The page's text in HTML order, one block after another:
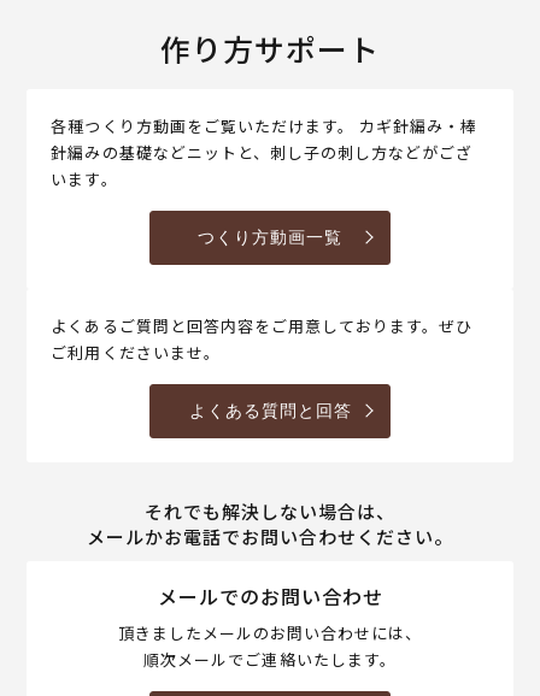
作り方サポート
各種つくり方動画をご覧いただけます。 カギ針編み・棒
針編みの基礎などニットと、刺し子の刺し方などがござ
います。
つくり方動画一覧
よくあるご質問と回答内容をご用意しております。ぜひ
ご利用くださいませ。
よくある質問と回答
それでも解決しない場合は、
メールかお電話でお問い合わせください。
メールでのお問い合わせ
頂きましたメールのお問い合わせには、
順次メールでご連絡いたします。